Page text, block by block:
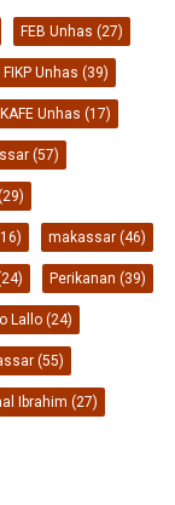
FEB Unhas (27)
FIKP Unhas (39)
Unhas (17)
(57)
makassar (46)
Perikanan (39)
Lallo (24)
(55)
Ibrahim (27)